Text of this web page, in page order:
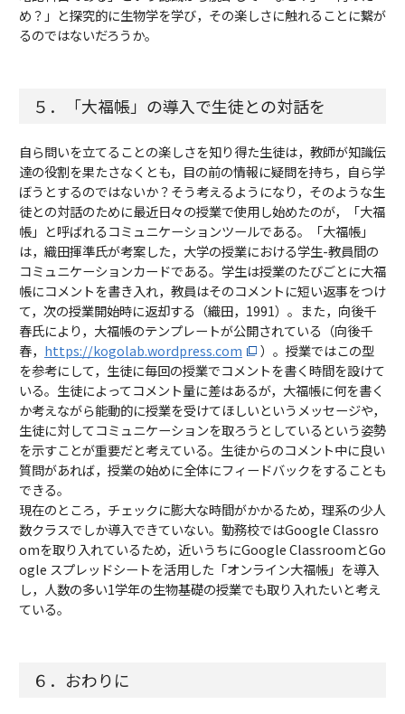
め？」と探究的に生物学を学び，その楽しさに触れることに繋が
るのではないだろうか。
５．「大福帳」の導入で生徒との対話を
自ら問いを立てることの楽しさを知り得た生徒は，教師が知識伝
達の役割を果たさなくとも，目の前の情報に疑問を持ち，自ら学
ぼうとするのではないか？そう考えるようになり，そのような生
徒との対話のために最近日々の授業で使用し始めたのが，「大福
帳」と呼ばれるコミュニケーションツールである。「大福帳」
は，織田揮準氏が考案した，大学の授業における学生-教員間の
コミュニケーションカードである。学生は授業のたびごとに大福
帳にコメントを書き入れ，教員はそのコメントに短い返事をつけ
て，次の授業開始時に返却する（織田，1991）。また，向後千
春氏により，大福帳のテンプレートが公開されている（向後千
春， https://kogolab.wordpress.com
）。授業ではこの型
を参考にして，生徒に毎回の授業でコメントを書く時間を設けて
いる。生徒によってコメント量に差はあるが，大福帳に何を書く
か考えながら能動的に授業を受けてほしいというメッセージや，
生徒に対してコミュニケーションを取ろうとしているという姿勢
を示すことが重要だと考えている。生徒からのコメント中に良い
質問があれば，授業の始めに全体にフィードバックをすることも
できる。
現在のところ，チェックに膨大な時間がかかるため，理系の少人
数クラスでしか導入できていない。勤務校ではGoogle Classro
omを取り入れているため，近いうちにGoogle ClassroomとGo
ogle スプレッドシートを活用した「オンライン大福帳」を導入
し，人数の多い1学年の生物基礎の授業でも取り入れたいと考え
ている。
６．おわりに